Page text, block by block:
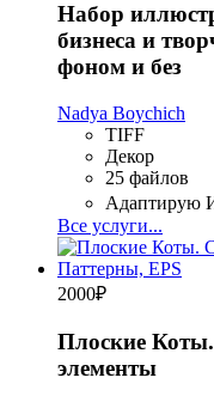
Набор
бизнеса и
фоном и без
Nadya Boychich
TIFF
Декор
25 файлов
Адаптирую
Все услуги...
2000₽
Плоские
элементы